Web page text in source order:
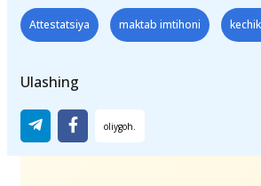
Attestatsiya maktab imtihoni
Ulashing